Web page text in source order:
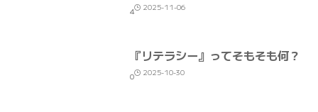
4 2025-11-06
『リテラシー』ってそもそも何？
0 2025-10-30